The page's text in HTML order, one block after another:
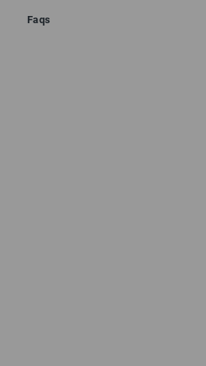
Faqs